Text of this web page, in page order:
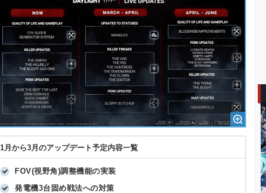
1月から3月のアップデート予定内容一覧
FOV(視野角)調整機能の実装
発電機3台固め戦法への対策